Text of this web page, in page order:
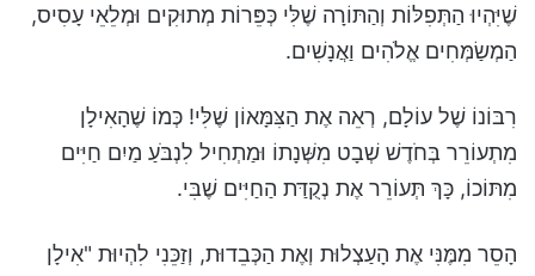
שֶׁיִּהְיוּ הַתְּפִלּוֹת וְהַתּוֹרָה שֶׁלִּי כְּפֵּרוֹת מְתוּקִים וּמְלֵאֵי עָסִיס,
הַמְשַׂמְּחִים אֱלֹהִים וַאֲנָשִׁים.
רִבּוֹנוֹ שֶׁל עוֹלָם, רְאֵה אֶת הַצִּמָּאוֹן שֶׁלִּי! כְּמוֹ שֶׁהָאִילָן
מִתְעוֹרֵר בְּחֹדֶשׁ שְׁבָט מִשְּׁנָתוֹ וּמַתְחִיל לִנְבֹּעַ מַיִם חַיִּים
מִתּוֹכוֹ, כָּךְ תְּעוֹרֵר אֶת נְקֻדַּת הַחַיִּים שֶׁבִּי.
הָסֵר מִמֶּנִּי אֶת הָעַצְלוּת וְאֶת הַכְּבֵדוּת, וְזַכֵּנִי לִהְיוּת "אִילָן